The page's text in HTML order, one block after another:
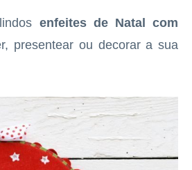
enfeites de Natal com
presentear ou decorar a sua